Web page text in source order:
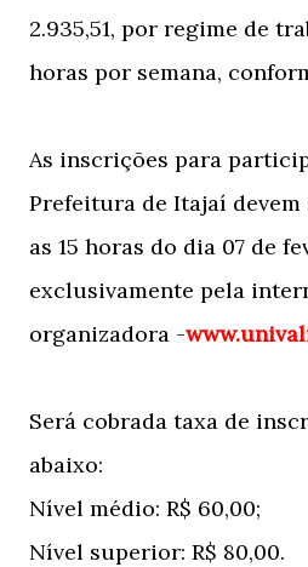
2.935,51, por regime de
horas por semana,
As inscrições para
Prefeitura de Itajaí devem
as 15 horas do dia 07 de
exclusivamente pela
organizadora -
Será cobrada taxa de
abaixo:
Nível médio: R$ 60,00;
Nível superior: R$ 80,00.